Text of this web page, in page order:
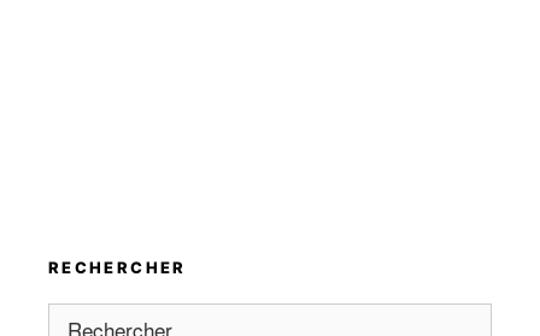
RECHERCHER